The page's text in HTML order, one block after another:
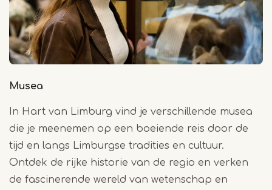
Musea
In Hart van Limburg vind je verschillende musea
die je meenemen op een boeiende reis door de
tijd en langs Limburgse tradities en cultuur.
Ontdek de rijke historie van de regio en verken
de fascinerende wereld van wetenschap en